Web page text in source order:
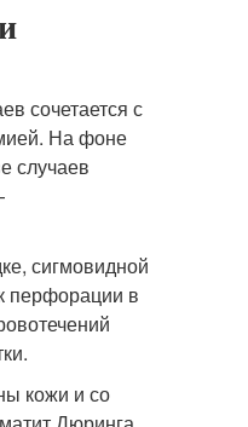
сочетается с
На фоне
случаев
сигмовидной
перфорации в
кожи и со